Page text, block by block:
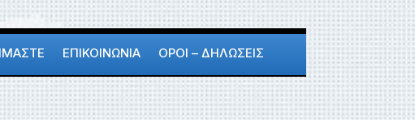
ΕΠΙΚΟΙΝΩΝΙΑ ΟΡΟΙ – ΔΗΛΩΣΕΙΣ